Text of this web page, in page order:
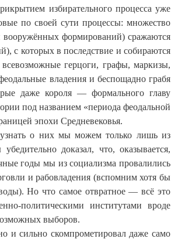
избирательного процесса уже
по своей сути процессы: множество
формирований) сражаются
с которых в последствие и собираются
герцоги, графы, маркизы,
владения и беспощадно грабя
даже короля — формального главу
под названием «периода феодальной
эпохи Средневековья.
узнать о них мы можем только лишь из
доказал, что, оказывается,
годы мы из социализма провалились
и рабовладения (вспомним хотя бы
Но что самое отвратное — всё это
политическими институтами вроде
выборов.
и сильно скомпрометировал даже само